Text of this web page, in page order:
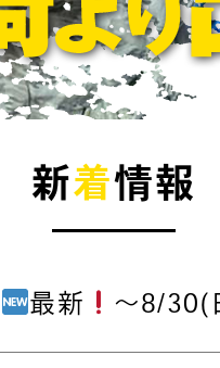
新着情報
最新 ～8/30(